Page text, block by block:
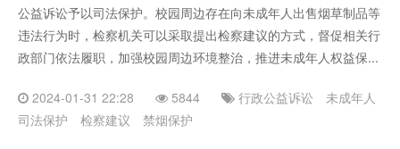
公益诉讼予以司法保护。校园周边存在向未成年人出售烟草制品等
违法行为时，检察机关可以采取提出检察建议的方式，督促相关行
政部门依法履职，加强校园周边环境整治，推进未成年人权益保...
2024-01-31 22:28 5844 行政公益诉讼
未成年人
司法保护
检察建议 禁烟保护